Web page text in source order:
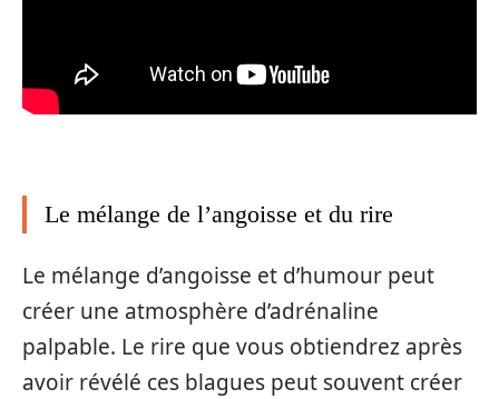
Le mélange de l’angoisse et du rire
Le mélange d’angoisse et d’humour peut
créer une atmosphère d’adrénaline
palpable. Le rire que vous obtiendrez après
avoir révélé ces blagues peut souvent créer